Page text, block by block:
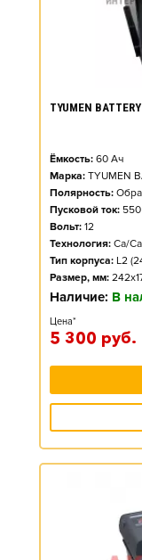
TYUMEN
Ёмкость: 60 Ач
Марка: TYUMEN
Полярность:
Пусковой ток: 550
Вольт: 12
Технология: Ca/Ca
Тип корпуса: L2
Размер, мм:
Наличие: В
Цена*
5 300 руб.